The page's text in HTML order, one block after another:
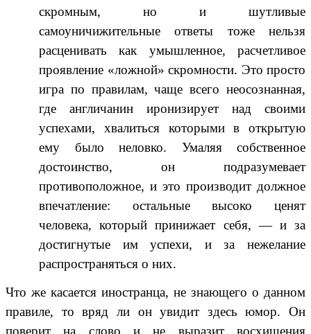
скромным, но и шутливые
самоуничижительные ответы тоже нельзя
расценивать как умышленное, расчетливое
проявление «ложной» скромности. Это просто
игра по правилам, чаще всего неосознанная,
где англичанин иронизирует над своими
успехами, хвалиться которыми в открытую
ему было неловко. Умаляя собственное
достоинство, он подразумевает
противоположное, и это производит должное
впечатление: остальные высоко ценят
человека, который принижает себя, — и за
достигнутые им успехи, и за нежелание
распространяться о них.
Что же касается иностранца, не знающего о данном
правиле, то вряд ли он увидит здесь юмор. Он
поверит на слово и не выразит восхищения